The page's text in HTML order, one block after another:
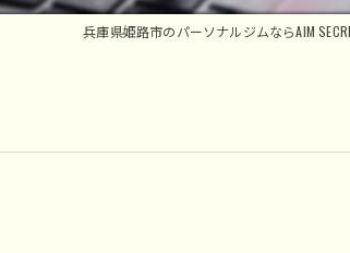
兵庫県姫路市のパーソナルジムならAIM